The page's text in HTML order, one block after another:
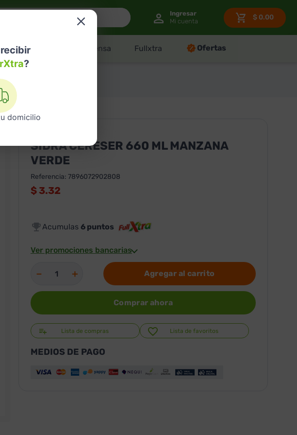
?
domicilio
$ 0.00
Licores Despensa Fullxtra Ofertas
SIDRA CERESER 660 ML MANZANA
VERDE
Referencia: 7896072902808
$ 3.32
Acumulas 6puntos
Ver promociones bancarias
＋
－ Agregar al carrito
Comprar ahora
Lista de compras Lista de favoritos
MEDIOS DE PAGO